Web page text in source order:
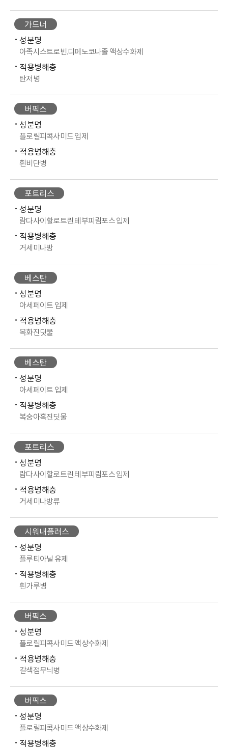
가드너
성분명
아족시스트로빈.디페노코나졸 액상수화제
적용병해충
탄저병
버픽스
성분명
플로릴피콕사미드 입제
적용병해충
흰비단병
포트리스
성분명
람다사이할로트린.테부피림포스 입제
적용병해충
거세미나방
베스탄
성분명
아세페이트 입제
적용병해충
목화진딧물
베스탄
성분명
아세페이트 입제
적용병해충
복숭아혹진딧물
포트리스
성분명
람다사이할로트린.테부피림포스 입제
적용병해충
거세미나방류
시워내플러스
성분명
플루티아닐 유제
적용병해충
흰가루병
버픽스
성분명
플로릴피콕사미드 액상수화제
적용병해충
갈색점무늬병
버픽스
성분명
플로릴피콕사미드 액상수화제
적용병해충